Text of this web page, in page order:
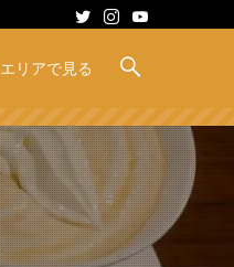
エリアで見る